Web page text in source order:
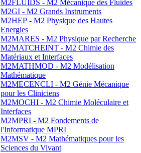
M2FLUIDS - M2 Mécanique des Fluides
M2GI - M2 Grands Instruments
M2HEP - M2 Physique des Hautes
Energies
M2MARES - M2 Physique par Recherche
M2MATCHEINT - M2 Chimie des
Matériaux et Interfaces
M2MATHMOD - M2 Modélisation
Mathématique
M2MECENCLI - M2 Génie Mécanique
pour les Cliniciens
M2MOCHI - M2 Chimie Moléculaire et
Interfaces
M2MPRI - M2 Fondements de
l'Informatique MPRI
M2MSV - M2 Mathématiques pour les
Sciences du Vivant